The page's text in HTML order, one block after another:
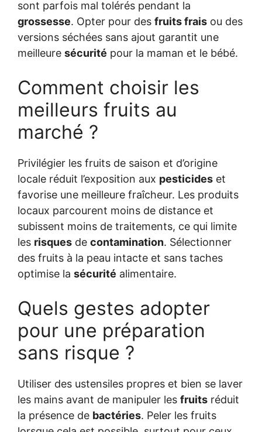
sont parfois mal tolérés pendant la
grossesse. Opter pour des fruits frais ou des
versions séchées sans ajout garantit une
meilleure sécurité pour la maman et le bébé.
Comment choisir les
meilleurs fruits au
marché ?
Privilégier les fruits de saison et d’origine
locale réduit l’exposition aux pesticides et
favorise une meilleure fraîcheur. Les produits
locaux parcourent moins de distance et
subissent moins de traitements, ce qui limite
les risques de contamination. Sélectionner
des fruits à la peau intacte et sans taches
optimise la sécurité alimentaire.
Quels gestes adopter
pour une préparation
sans risque ?
Utiliser des ustensiles propres et bien se laver
les mains avant de manipuler les fruits réduit
la présence de bactéries. Peler les fruits